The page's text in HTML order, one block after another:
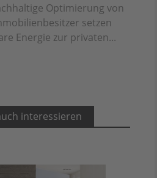
Optimierung von
setzen
Energie zur privaten...
interessieren